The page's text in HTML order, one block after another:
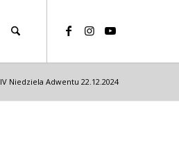
IV Niedziela Adwentu 22.12.2024